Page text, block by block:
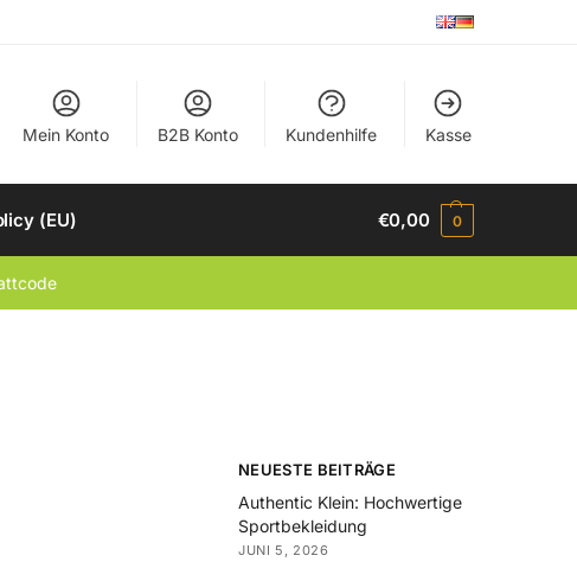
Mein Konto B2B Konto Kundenhilfe Kasse
(EU) €0,00 0
NEUESTE BEITRÄGE
Authentic Klein: Hochwertige
Sportbekleidung
JUNI 5, 2026